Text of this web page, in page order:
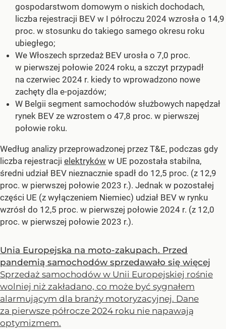
gospodarstwom domowym o niskich dochodach,
liczba rejestracji BEV w I półroczu 2024 wzrosła o 14,9
proc. w stosunku do takiego samego okresu roku
ubiegłego;
We Włoszech sprzedaż BEV urosła o 7,0 proc.
w pierwszej połowie 2024 roku, a szczyt przypadł
na czerwiec 2024 r. kiedy to wprowadzono nowe
zachęty dla e-pojazdów;
W Belgii segment samochodów służbowych napędzał
rynek BEV ze wzrostem o 47,8 proc. w pierwszej
połowie roku.
Według analizy przeprowadzonej przez T&E, podczas gdy
liczba rejestracji elektryków w UE pozostała stabilna,
średni udział BEV nieznacznie spadł do 12,5 proc. (z 12,9
proc. w pierwszej połowie 2023 r.). Jednak w pozostałej
części UE (z wyłączeniem Niemiec) udział BEV w rynku
wzrósł do 12,5 proc. w pierwszej połowie 2024 r. (z 12,0
proc. w pierwszej połowie 2023 r.).
Unia Europejska na moto-zakupach. Przed
pandemią samochodów sprzedawało się więcej
Sprzedaż samochodów w Unii Europejskiej rośnie
wolniej niż zakładano, co może być sygnałem
alarmującym dla branży motoryzacyjnej. Dane
za pierwsze półrocze 2024 roku nie napawają
optymizmem.